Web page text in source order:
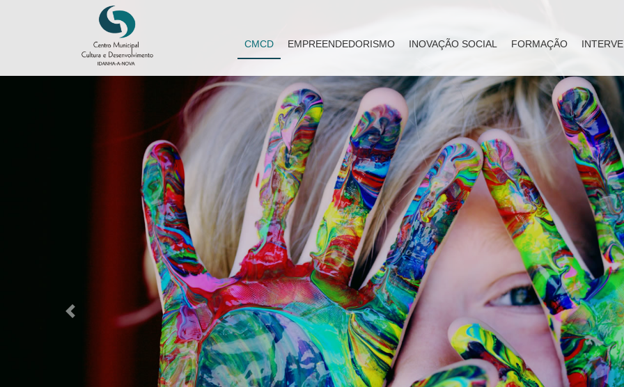
CMCD EMPREENDEDORISMO INOVAÇÃO SOCIAL FORMAÇÃO
Previous